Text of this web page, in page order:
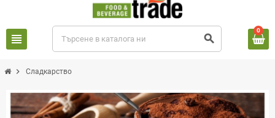
view_headline search
0
chevron_right Сладкарство